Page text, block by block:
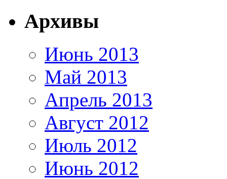
Архивы
Июнь 2013
Май 2013
Апрель 2013
Август 2012
Июль 2012
Июнь 2012